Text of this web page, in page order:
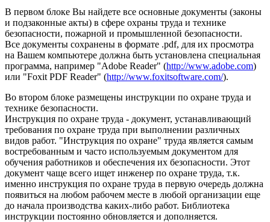
В первом блоке Вы найдете все основные документы (законы
и подзаконные акты) в сфере охраны труда и технике
безопасности, пожарной и промышленной безопасности.
Все документы сохранены в формате .pdf, для их просмотра
на Вашем компьютере должна быть установлена специальная
программа, например "Adobe Reader" (http://www.adobe.com)
или "Foxit PDF Reader" (http://www.foxitsoftware.com/).
Во втором блоке размещены инструкции по охране труда и
технике безопасности.
Инструкция по охране труда - документ, устанавливающий
требования по охране труда при выполнении различных
видов работ. "Инструкция по охране" труда является самым
востребованным и часто используемым документом для
обучения работников и обеспечения их безопасности. Этот
документ чаще всего ищет инженер по охране труда, т.к.
именно инструкция по охране труда в первую очередь должна
появиться на любом рабочем месте в любой организации еще
до начала производства каких-либо работ. Библиотека
инструкции постоянно обновляется и дополняется.